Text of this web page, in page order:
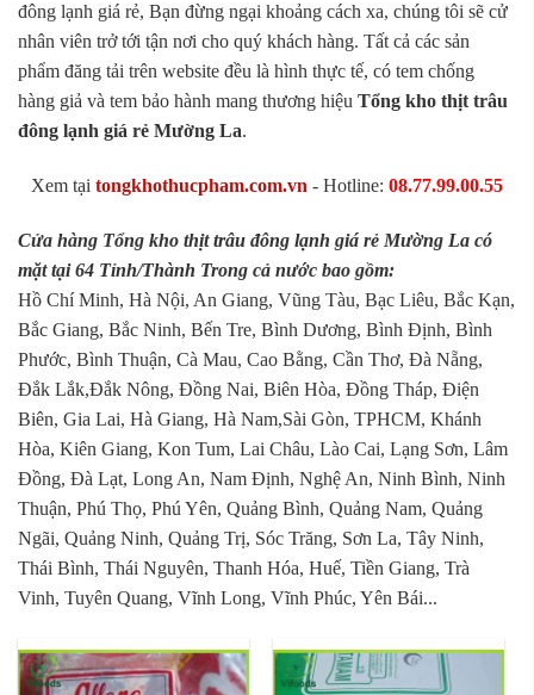
đông lạnh giá rẻ, Bạn đừng ngại khoảng cách xa, chúng tôi sẽ cử
nhân viên trở tới tận nơi cho quý khách hàng. Tất cả các sản
phẩm đăng tải trên website đều là hình thực tế, có tem chống
hàng giả và tem bảo hành mang thương hiệu Tổng kho thịt trâu
đông lạnh giá rẻ Mường La.
Xem tại tongkhothucpham.com.vn - Hotline: 08.77.99.00.55
Cửa hàng Tổng kho thịt trâu đông lạnh giá rẻ Mường La có
mặt tại 64 Tỉnh/Thành Trong cả nước bao gồm:
Hồ Chí Minh, Hà Nội, An Giang, Vũng Tàu, Bạc Liêu, Bắc Kạn,
Bắc Giang, Bắc Ninh, Bến Tre, Bình Dương, Bình Định, Bình
Phước, Bình Thuận, Cà Mau, Cao Bằng, Cần Thơ, Đà Nẵng,
Đắk Lắk,Đắk Nông, Đồng Nai, Biên Hòa, Đồng Tháp, Điện
Biên, Gia Lai, Hà Giang, Hà Nam,Sài Gòn, TPHCM, Khánh
Hòa, Kiên Giang, Kon Tum, Lai Châu, Lào Cai, Lạng Sơn, Lâm
Đồng, Đà Lạt, Long An, Nam Định, Nghệ An, Ninh Bình, Ninh
Thuận, Phú Thọ, Phú Yên, Quảng Bình, Quảng Nam, Quảng
Ngãi, Quảng Ninh, Quảng Trị, Sóc Trăng, Sơn La, Tây Ninh,
Thái Bình, Thái Nguyên, Thanh Hóa, Huế, Tiền Giang, Trà
Vinh, Tuyên Quang, Vĩnh Long, Vĩnh Phúc, Yên Bái...